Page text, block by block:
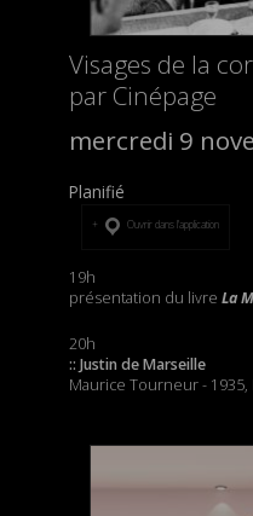
Visages de la
par Cinépage
mercredi 9
Planifié
Ouvrir dans l’application
19h
présentation du livre La
20h
:: Justin de Marseille
Maurice Tourneur - 1935,